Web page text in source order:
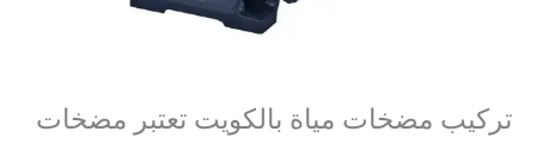
تركيب مضخات مياة بالكويت تعتبر مضخات